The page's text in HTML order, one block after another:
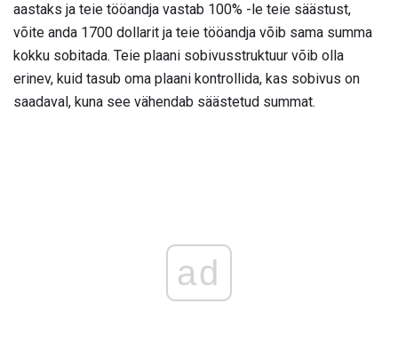
aastaks ja teie tööandja vastab 100% -le teie säästust,
võite anda 1700 dollarit ja teie tööandja võib sama summa
kokku sobitada. Teie plaani sobivusstruktuur võib olla
erinev, kuid tasub oma plaani kontrollida, kas sobivus on
saadaval, kuna see vähendab säästetud summat.
ad